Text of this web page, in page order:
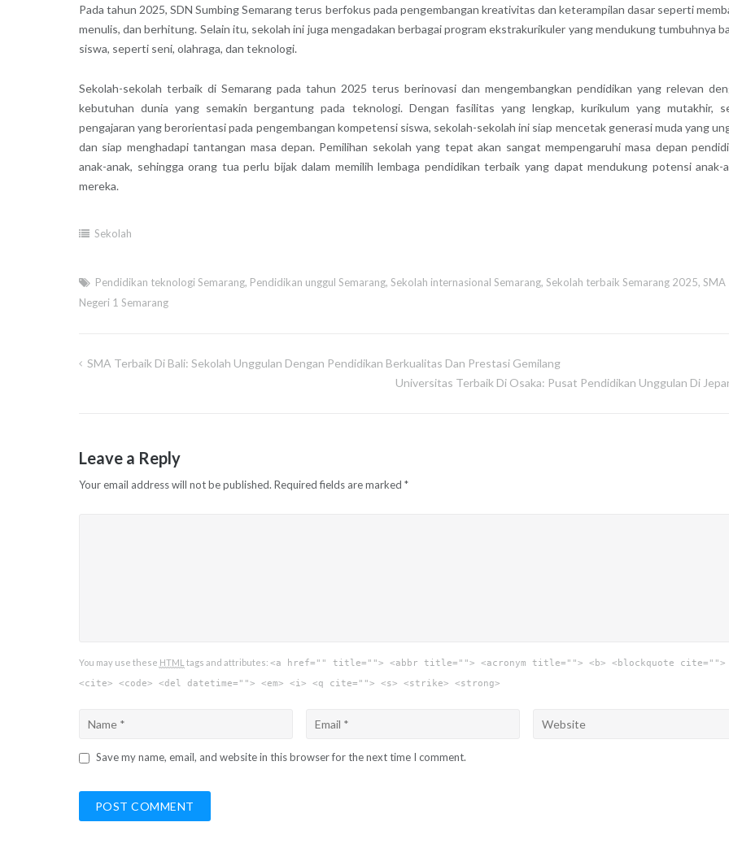
Pada tahun 2025, SDN Sumbing Semarang terus berfokus pada pengembangan kreativitas dan keterampilan dasar seperti
menulis, dan berhitung. Selain itu, sekolah ini juga mengadakan berbagai program ekstrakurikuler yang mendukung tumbuhnya
siswa, seperti seni, olahraga, dan teknologi.
Sekolah-sekolah terbaik di Semarang pada tahun 2025 terus berinovasi dan mengembangkan pendidikan yang relevan
kebutuhan dunia yang semakin bergantung pada teknologi. Dengan fasilitas yang lengkap, kurikulum yang mutakhir,
pengajaran yang berorientasi pada pengembangan kompetensi siswa, sekolah-sekolah ini siap mencetak generasi muda yang
dan siap menghadapi tantangan masa depan. Pemilihan sekolah yang tepat akan sangat mempengaruhi masa depan
anak-anak, sehingga orang tua perlu bijak dalam memilih lembaga pendidikan terbaik yang dapat mendukung potensi anak-
mereka.
Sekolah
Pendidikan teknologi Semarang, Pendidikan unggul Semarang, Sekolah internasional Semarang, Sekolah terbaik Semarang 2025, SMA
Negeri 1 Semarang
Post
SMA Terbaik Di Bali: Sekolah Unggulan Dengan Pendidikan Berkualitas Dan Prestasi Gemilang
Universitas Terbaik Di Osaka: Pusat Pendidikan Unggulan Di
Leave a Reply
Your email address will not be published. Required fields are marked *
You may use these HTML tags and attributes: <a href="" title=""> <abbr title=""> <acronym title=""> <b> <blockquote cite="">
<cite> <code> <del datetime=""> <em> <i> <q cite=""> <s> <strike> <strong>
Save my name, email, and website in this browser for the next time I comment.